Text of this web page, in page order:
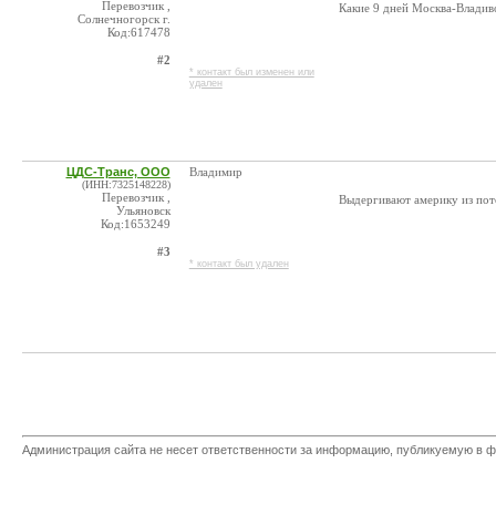
Перевозчик ,
Солнечногорск г.
Код:617478
#2
* контакт был изменен или
удален
Какие 9 дней Москва-
ЦДС-Транс, ООО
(ИНН:7325148228)
Перевозчик ,
Ульяновск
Код:1653249
#3
Владимир
* контакт был удален
Выдергивают америку из
Администрация сайта не несет ответственности за информацию, публикуемую